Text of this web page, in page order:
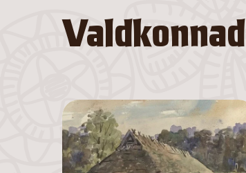
Valdkonnad